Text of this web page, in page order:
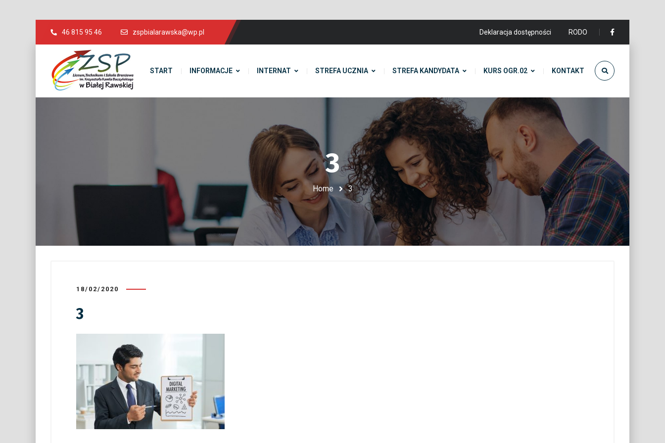
46 815 95 46 zspbialarawska@wp.pl Deklaracja dostępności RODO
START INFORMACJE INTERNAT STREFA UCZNIA STREFA KANDYDATA KURS OGR.02 KONTAKT
3
Home 3
18/02/2020
3